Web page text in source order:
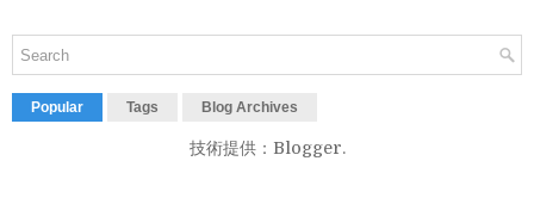
Popular Tags Blog Archives
技術提供： Blogger.